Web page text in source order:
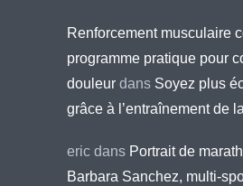
Renforcement musculaire
programme pratique pour
douleur dans Soyez plus
grâce à l’entraînement de
eric dans Portrait de
Barbara Sanchez, multi-